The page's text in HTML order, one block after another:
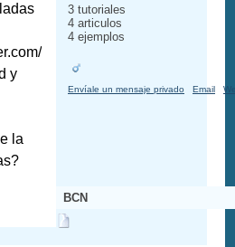
y
la
3 tutoriales
4 articulos
4 ejemplos
Envíale un mensaje privado Email
BCN